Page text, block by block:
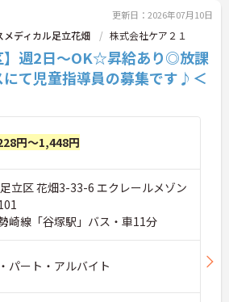
更新日：2026年07月10日
ディカル足立花畑 株式会社ケア２１
】週2日～OK☆昇給あり◎放課
て児童指導員の募集です♪＜
円～1,448円
立区 花畑3-33-6 エクレールメゾン
崎線「谷塚駅」バス・車11分
パート・アルバイト